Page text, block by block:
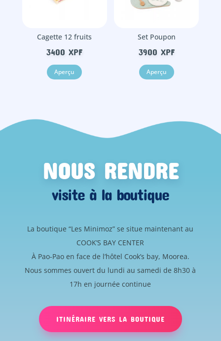
Cagette 12 fruits
3400XPF
Aperçu
Set Poupon
3900 XPF
Aperçu
NOUS RENDRE
visite à la boutique
La boutique “Les Minimoz” se situe maintenant au
COOK’S BAY CENTER
À Pao-Pao en face de l’hôtel Cook’s bay, Moorea.
Nous sommes ouvert du lundi au samedi de 8h30 à
17h en journée continue
ITINÉRAIRE VERS LA BOUTIQUE